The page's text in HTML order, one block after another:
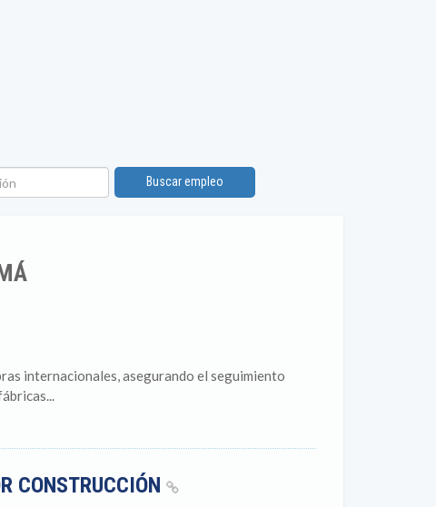
Buscar empleo
internacionales, asegurando el seguimiento
CONSTRUCCIÓN